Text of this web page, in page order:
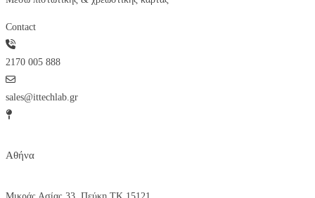
Contact
2170 005 888
sales@ittechlab.gr
Αθήνα